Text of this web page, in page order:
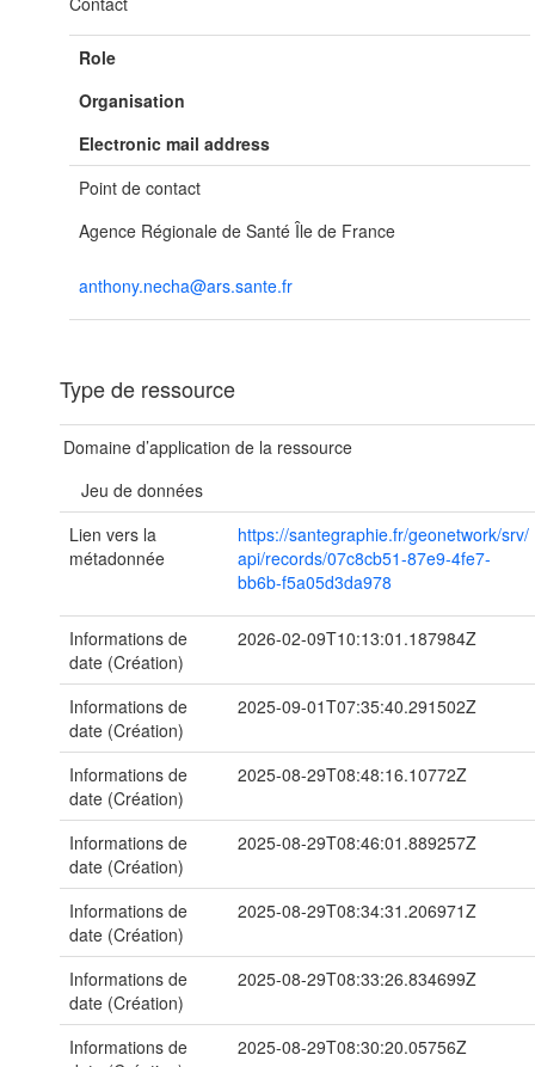
Role
Organisation
Electronic mail address
Point de contact
Agence Régionale de Santé Île de France
anthony.necha@ars.sante.fr
Type de ressource
Domaine d’application de la ressource
Jeu de données
Lien vers la
métadonnée
https://santegraphie.fr/geonetwork/srv/
api/records/07c8cb51-87e9-4fe7-
bb6b-f5a05d3da978
Informations de
date (Création)
2026-02-09T10:13:01.187984Z
Informations de
date (Création)
2025-09-01T07:35:40.291502Z
Informations de
date (Création)
2025-08-29T08:48:16.10772Z
Informations de
date (Création)
2025-08-29T08:46:01.889257Z
Informations de
date (Création)
2025-08-29T08:34:31.206971Z
Informations de
date (Création)
2025-08-29T08:33:26.834699Z
Informations de
2025-08-29T08:30:20.05756Z